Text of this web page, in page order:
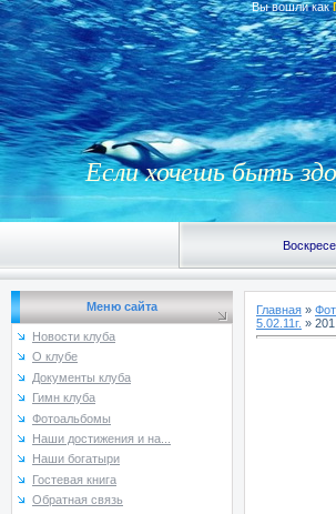
Вы вошли как
Если хочешь быть
Меню сайта
Новости клуба
О клубе
Документы клуба
Гимн клуба
Фотоальбомы
Наши достижения и на...
Наши богатыри
Гостевая книга
Обратная связь
Главная »
5.02.11г. » 201